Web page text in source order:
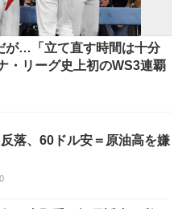
が…「立て直す時間は十分
・リーグ史上初のWS3連覇
反落、60ドル安＝原油高を嫌